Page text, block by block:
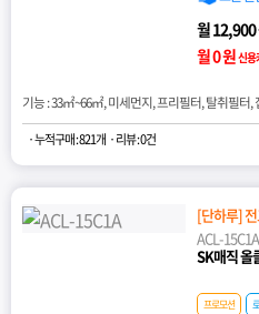
월 12,900
월 0 원신용
기능 : 33㎡~66㎡, 미세먼지, 프리필터, 탈취필터
· 누적구매 : 821개 · 리뷰 : 0건
[단하루]
ACL-15C1A
SK매직
프로모션